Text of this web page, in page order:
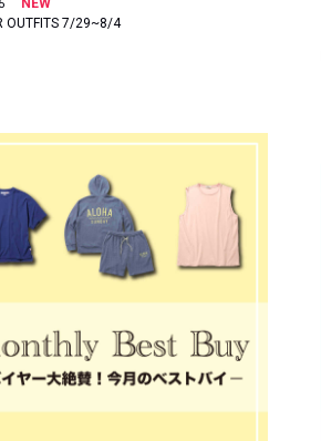
NEW
OUTFITS 7/29~8/4